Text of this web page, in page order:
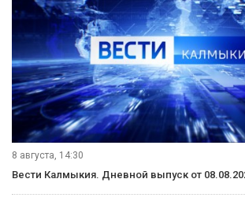
8 августа, 14:30
Вести Калмыкия. Дневной выпуск от